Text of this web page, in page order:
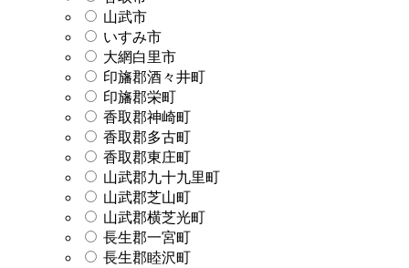
山武市
いすみ市
大網白里市
印旛郡酒々井町
印旛郡栄町
香取郡神崎町
香取郡多古町
香取郡東庄町
山武郡九十九里町
山武郡芝山町
山武郡横芝光町
長生郡一宮町
長生郡睦沢町